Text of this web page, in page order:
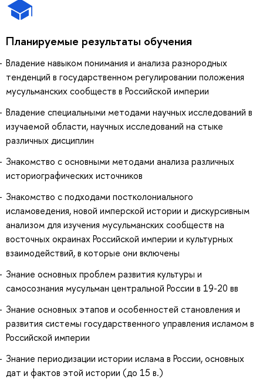
Планируемые результаты обучения
Владение навыком понимания и анализа разнородных
тенденций в государственном регулировании положения
мусульманских сообществ в Российской империи
Владение специальными методами научных исследований в
изучаемой области, научных исследований на стыке
различных дисциплин
Знакомство с основными методами анализа различных
историографических источников
Знакомство с подходами постколониального
исламоведения, новой имперской истории и дискурсивным
анализом для изучения мусульманских сообществ на
восточных окраинах Российской империи и культурных
взаимодействий, в которые они включены
Знание основных проблем развития культуры и
самосознания мусульман центральной России в 19-20 вв
Знание основных этапов и особенностей становления и
развития системы государственного управления исламом в
Российской империи
Знание периодизации истории ислама в России, основных
дат и фактов этой истории (до 15 в.)